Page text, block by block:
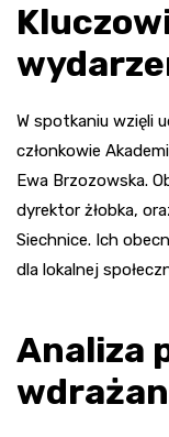
W spotkaniu wzięli
członkowie
Ewa Brzozowska.
dyrektor żłobka,
Siechnice. Ich
dla lokalnej
Analiza